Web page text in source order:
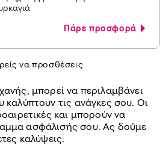
Πάρε προσφορά
να προσθέσεις
μπορεί να περιλαμβάνει
καλύπτουν τις ανάγκες σου. Οι
και μπορούν να
ασφάλισής σου. Ας δούμε
καλύψεις: